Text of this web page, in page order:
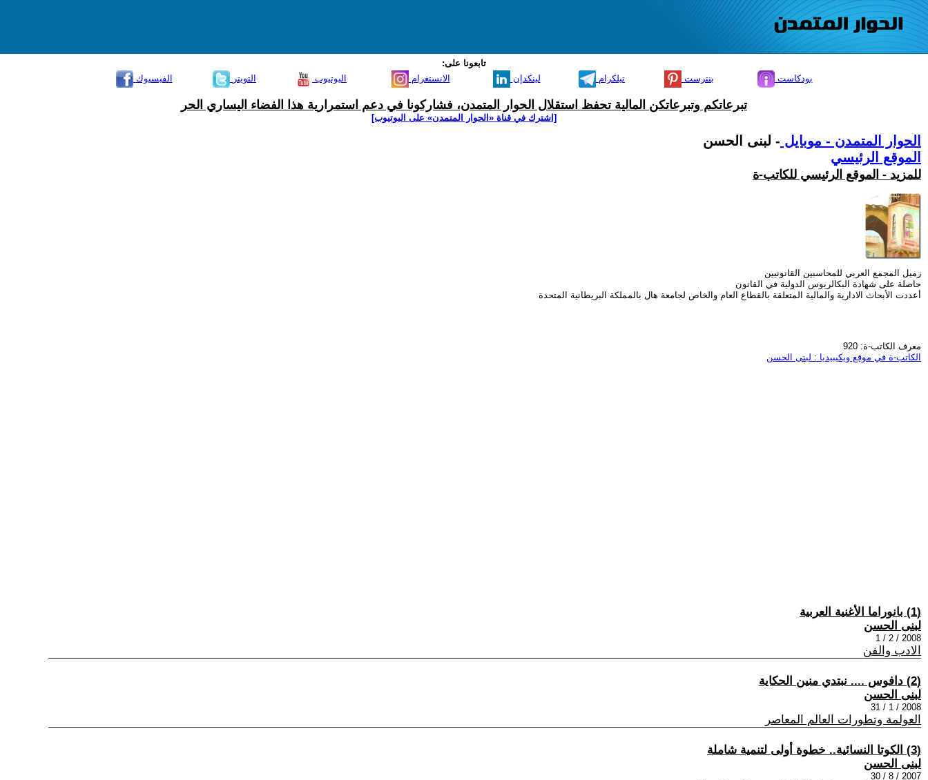
تابعونا على:
الفيسبوك
التويتر اليوتيوب الانستغرام لينكدإن تيلكرام بنترست بودكاست
تبرعاتكم وتبرعاتكن المالية تحفظ استقلال الحوار المتمدن، فشاركونا في دعم استمرارية هذا الفضاء اليساري الحر
[اشترك في قناة ‫«الحوار المتمدن» على اليوتيوب]
الحوار المتمدن - موبايل - لبنى الحسن
الموقع الرئيسي
للمزيد - الموقع الرئيسي للكاتب-ة
زميل المجمع العربي للمحاسبين القانونيين
حاصلة على شهادة البكالريوس الدولية في القانون
أعددت الأبحاث الادارية والمالية المتعلقة بالقطاع العام والخاص لجامعة هال بالمملكة البريطانية المتحدة
معرف الكاتب-ة: 920
الكاتب-ة في موقع ويكيبيديا : لبنى الحسن
(1) بانوراما الأغنية العربية
لبنى الحسن
2008 / 2 / 1
الادب والفن
(2) دافوس .... نبتدي منين الحكاية
لبنى الحسن
2008 / 1 / 31
العولمة وتطورات العالم المعاصر
(3) الكوتا النسائية‮.. ‬خطوة أولى لتنمية شاملة
لبنى الحسن
2007 / 8 / 30